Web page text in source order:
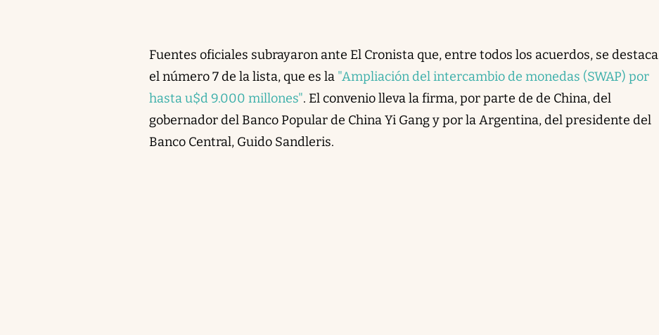
Fuentes oficiales subrayaron ante El Cronista que, entre todos los acuerdos, se destaca
el número 7 de la lista, que es la "Ampliación del intercambio de monedas (SWAP) por
hasta u$d 9.000 millones". El convenio lleva la firma, por parte de de China, del
gobernador del Banco Popular de China Yi Gang y por la Argentina, del presidente del
Banco Central, Guido Sandleris.